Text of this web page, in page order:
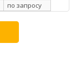
по запросу